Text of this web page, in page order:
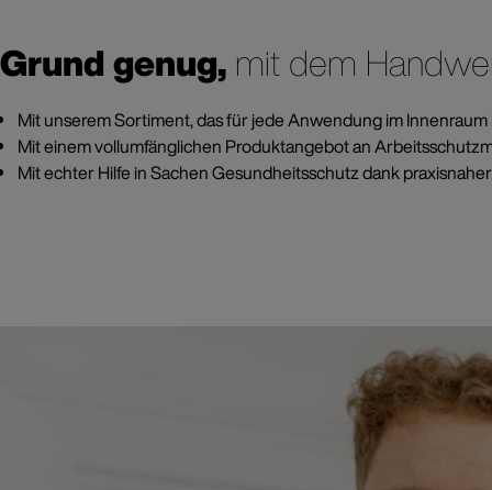
Grund genug, mit dem
Mit unserem Sortiment, das für jede Anwendung im
Mit einem vollumfänglichen Produktangebot an
Mit echter Hilfe in Sachen Gesundheitsschutz dank